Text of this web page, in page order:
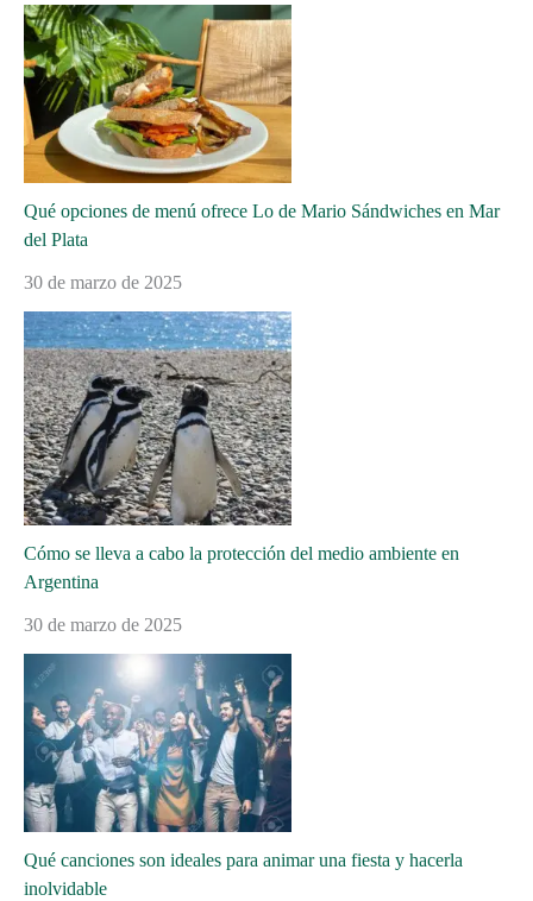
Qué opciones de menú ofrece Lo de Mario Sándwiches en Mar
del Plata
30 de marzo de 2025
Cómo se lleva a cabo la protección del medio ambiente en
Argentina
30 de marzo de 2025
Qué canciones son ideales para animar una fiesta y hacerla
inolvidable